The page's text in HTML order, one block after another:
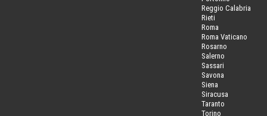
Reggio Calabria
Rieti
Roma
Roma Vaticano
Rosarno
Salerno
Sassari
Savona
Siena
Siracusa
Taranto
Torino